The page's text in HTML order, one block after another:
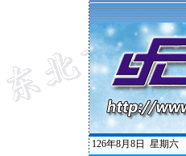
126年8月8日 星期六